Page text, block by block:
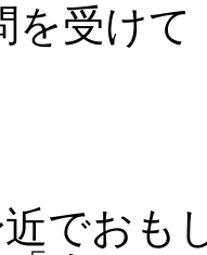
受けて
でおも